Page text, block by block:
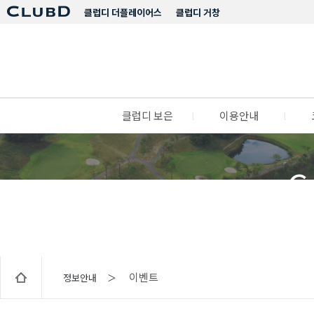
클럽디 거창
클럽디 더플레이어스
클럽디 보은 이용안내
정보안내 ＞ 이벤트